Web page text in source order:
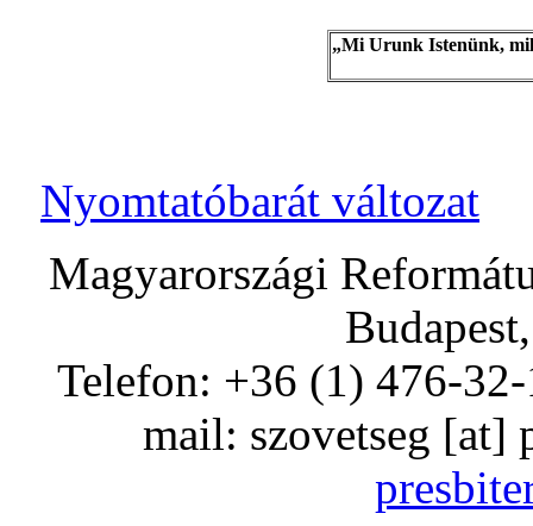
„Mi Urunk Istenünk,
Nyomtatóbarát változat
Magyarországi
Telefon: +36 (1) 476-
mail: szovetseg [at]